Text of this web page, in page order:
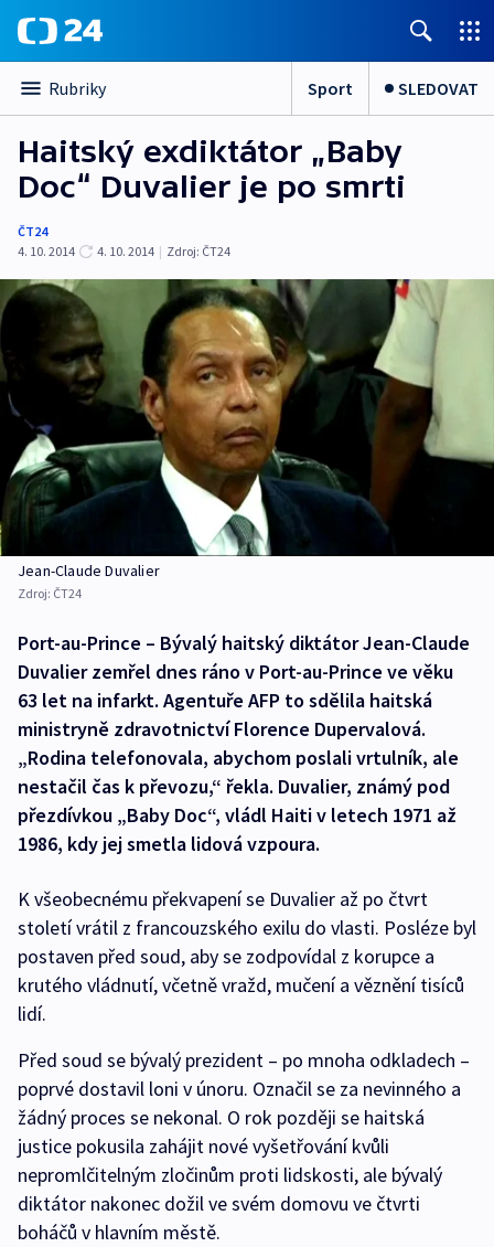
Rubriky Sport SLEDOVAT
Haitský exdiktátor „Baby
Doc“ Duvalier je po smrti
ČT24
4. 10. 2014
4. 10. 2014 | Zdroj: ČT24
Jean-Claude Duvalier
Zdroj: ČT24
Port-au-Prince – Bývalý haitský diktátor Jean-Claude
Duvalier zemřel dnes ráno v Port-au-Prince ve věku
63 let na infarkt. Agentuře AFP to sdělila haitská
ministryně zdravotnictví Florence Dupervalová.
„Rodina telefonovala, abychom poslali vrtulník, ale
nestačil čas k převozu,“ řekla. Duvalier, známý pod
přezdívkou „Baby Doc“, vládl Haiti v letech 1971 až
1986, kdy jej smetla lidová vzpoura.
K všeobecnému překvapení se Duvalier až po čtvrt
století vrátil z francouzského exilu do vlasti. Posléze byl
postaven před soud, aby se zodpovídal z korupce a
krutého vládnutí, včetně vražd, mučení a věznění tisíců
lidí.
Před soud se bývalý prezident – po mnoha odkladech –
poprvé dostavil loni v únoru. Označil se za nevinného a
žádný proces se nekonal. O rok později se haitská
justice pokusila zahájit nové vyšetřování kvůli
nepromlčitelným zločinům proti lidskosti, ale bývalý
diktátor nakonec dožil ve svém domovu ve čtvrti
boháčů v hlavním městě.